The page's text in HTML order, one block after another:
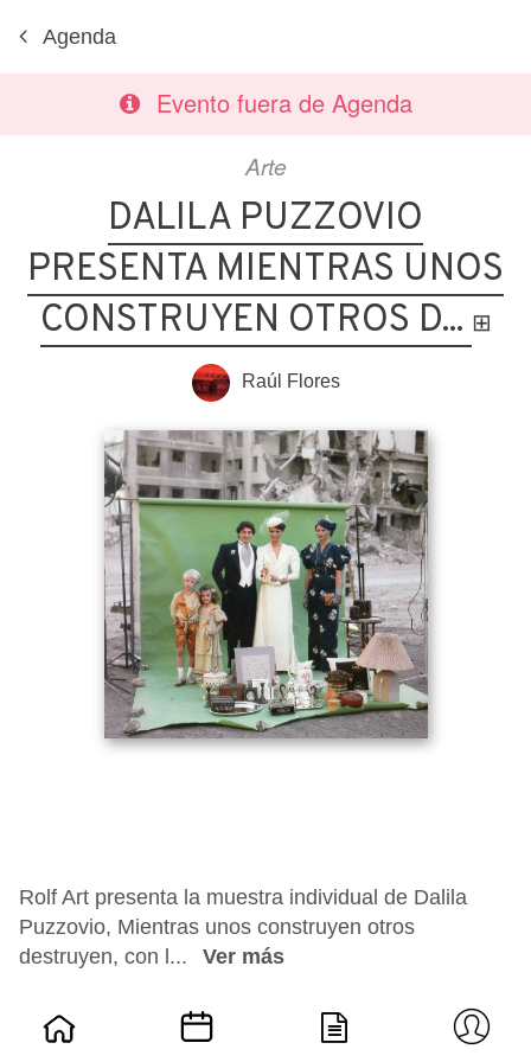
Agenda
Evento fuera de Agenda
Arte
DALILA PUZZOVIO
PRESENTA MIENTRAS UNOS
CONSTRUYEN OTROS D... ⊞
Raúl Flores
Rolf Art presenta la muestra individual de Dalila
Puzzovio, Mientras unos construyen otros
destruyen, con l...
Ver más